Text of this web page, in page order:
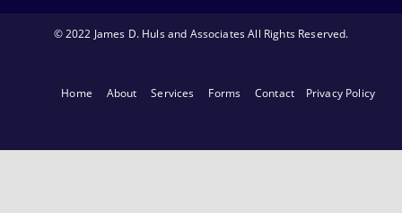
© 2022 James D. Huls and Associates All Rights Reserved.
Home About Services Forms Contact Privacy Policy